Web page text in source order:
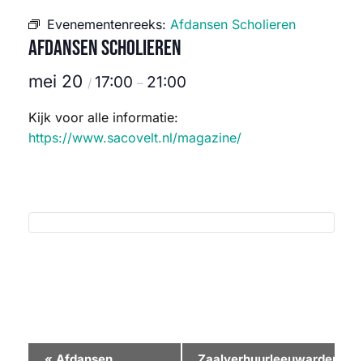
Evenementenreeks: Afdansen Scholieren
Afdansen Scholieren
mei 20 / 17:00 – 21:00
Kijk voor alle informatie:
https://www.sacovelt.nl/magazine/